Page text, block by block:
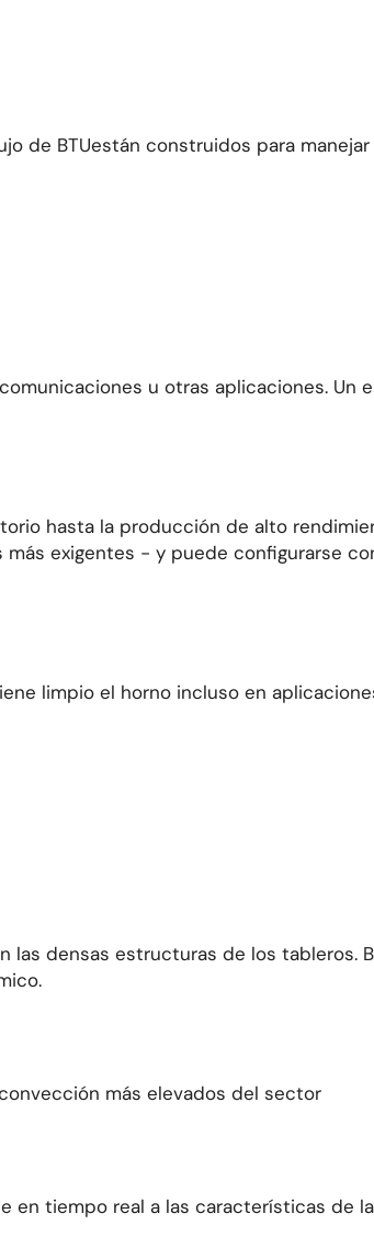
de BTUestán construidos para manejar
comunicaciones u otras aplicaciones. Un
hasta la producción de alto
exigentes - y puede configurarse
limpio el horno incluso en
las densas estructuras de los tableros.
más elevados del sector
en tiempo real a las características de